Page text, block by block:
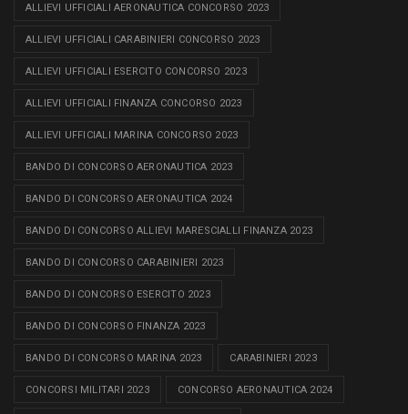
ALLIEVI UFFICIALI AERONAUTICA CONCORSO 2023
ALLIEVI UFFICIALI CARABINIERI CONCORSO 2023
ALLIEVI UFFICIALI ESERCITO CONCORSO 2023
ALLIEVI UFFICIALI FINANZA CONCORSO 2023
ALLIEVI UFFICIALI MARINA CONCORSO 2023
BANDO DI CONCORSO AERONAUTICA 2023
BANDO DI CONCORSO AERONAUTICA 2024
BANDO DI CONCORSO ALLIEVI MARESCIALLI FINANZA 2023
BANDO DI CONCORSO CARABINIERI 2023
BANDO DI CONCORSO ESERCITO 2023
BANDO DI CONCORSO FINANZA 2023
BANDO DI CONCORSO MARINA 2023 CARABINIERI 2023
CONCORSI MILITARI 2023 CONCORSO AERONAUTICA 2024